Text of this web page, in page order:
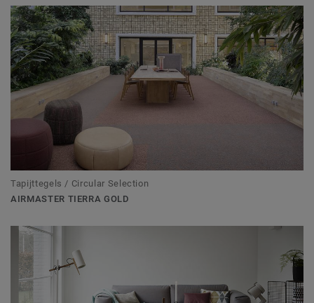
Tapijttegels / Circular Selection
AIRMASTER TIERRA GOLD